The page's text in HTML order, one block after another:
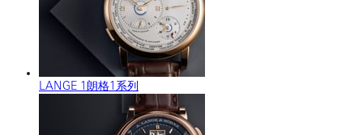
LANGE 1朗格1系列